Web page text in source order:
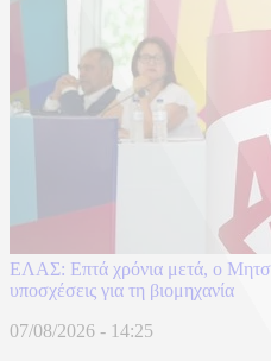
ΕΛΑΣ: Επτά χρόνια μετά, ο
υποσχέσεις για τη βιομηχανία
07/08/2026 - 14:25